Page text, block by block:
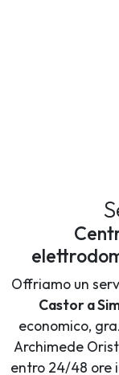
Offriamo un
Castor a
economico,
Archimede
entro 24/48 ore